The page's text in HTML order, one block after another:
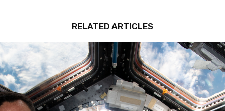
RELATED ARTICLES